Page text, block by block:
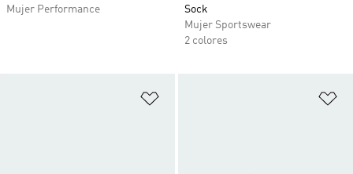
Mujer Performance
Sock
Mujer Sportswear
2 colores